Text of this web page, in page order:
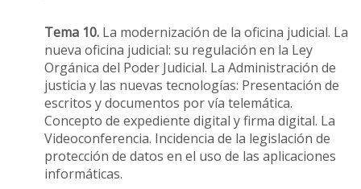
Tema 10. La modernización de la oficina judicial. La
nueva oficina judicial: su regulación en la Ley
Orgánica del Poder Judicial. La Administración de
justicia y las nuevas tecnologías: Presentación de
escritos y documentos por vía telemática.
Concepto de expediente digital y firma digital. La
Videoconferencia. Incidencia de la legislación de
protección de datos en el uso de las aplicaciones
informáticas.